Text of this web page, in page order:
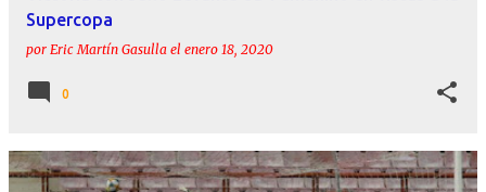
Supercopa
por Eric Martín Gasulla el enero 18, 2020
0